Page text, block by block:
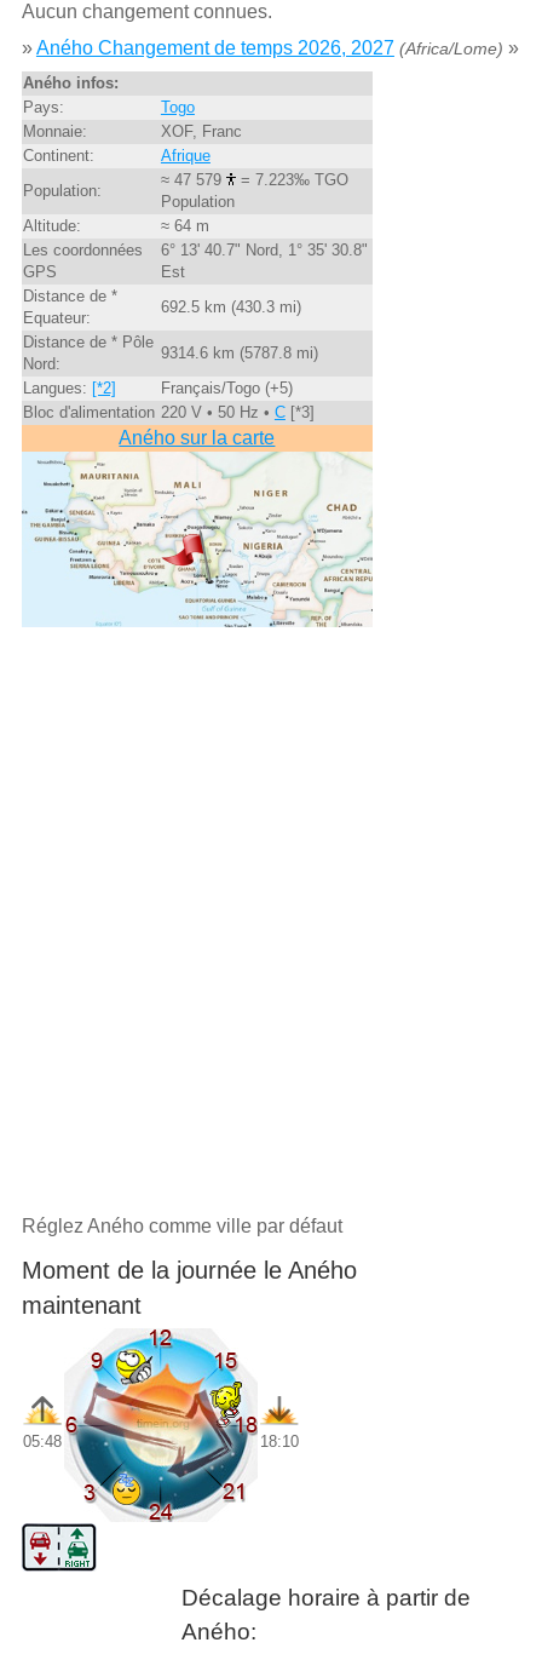
Aucun changement connues.
»Aného Changement de temps 2026, 2027 (Africa/Lome) »
Aného infos:
Pays:
Togo
Monnaie:
XOF, Franc
Continent:
Afrique
Population:
≈ 47 579
= 7.223‰ TGO
Population
Altitude:
≈ 64 m
Les coordonnées
GPS
6° 13' 40.7" Nord, 1° 35' 30.8"
Est
Distance de *
Equateur:
692.5 km (430.3 mi)
Distance de * Pôle
Nord:
9314.6 km (5787.8 mi)
Langues: [*2]
Français/Togo (+5)
Bloc d'alimentation 220 V • 50 Hz • C[*3]
Aného sur la carte
Réglez Aného comme ville par défaut
Moment de la journée le Aného
maintenant
05:48 18:10
Décalage horaire à partir de
Aného: